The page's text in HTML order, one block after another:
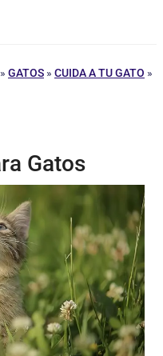
» GATOS » CUIDA A TU GATO »
Gatos